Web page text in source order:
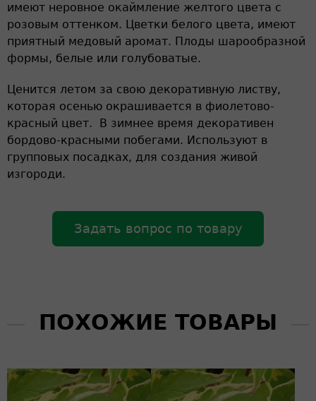
имеют неровное окаймление желтого цвета с
розовым оттенком. Цветки белого цвета, имеют
приятный медовый аромат. Плоды шарообразной
формы, белые или голубоватые.
Ценится летом за свою декоративную листву,
которая осенью окрашивается в фиолетово-
красный цвет. В зимнее время декоративен
бордово-красными побегами. Используют в
групповых посадках, для создания живой
изгороди.
Задать вопрос по товару
ПОХОЖИЕ ТОВАРЫ